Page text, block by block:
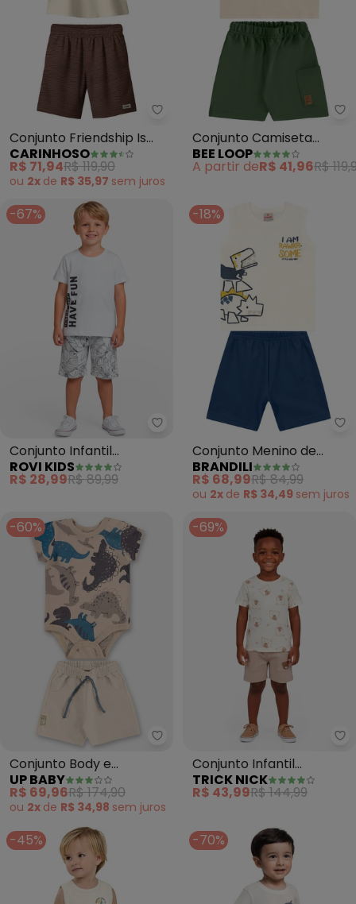
Carinhoso - Conjunto
Conjunto Friendship Is
Magic (Areia)
CARINHOSO
R$ 71,94R$ 119,90
ou 2x de R$ 35,97 sem juros
Conjunto Camiseta
Tropical Bermuda (Bege)
BEE LOOP
A partir deR$ 41,96R$
-67%
Rovi Kids - Conjunto Infantil
Conjunto Infantil
Masculino (Bege)
ROVI KIDS
R$ 28,99R$ 89,99
-18%
Conjunto Menino de
Dinossauro em Puff
(Natural)
BRANDILI
R$ 68,99R$ 84,99
ou 2x de R$ 34,49 sem juros
-60%
Up Baby - Conjunto Body e
Conjunto Body e
Bermuda Bebê Menino
(Bege)
UP BABY
R$ 69,96R$ 174,90
ou 2x de R$ 34,98 sem juros
-69%
Conjunto Infantil
Camiseta e Bermuda
(Bege)
TRICK NICK
R$ 43,99R$ 144,99
-45% -70%